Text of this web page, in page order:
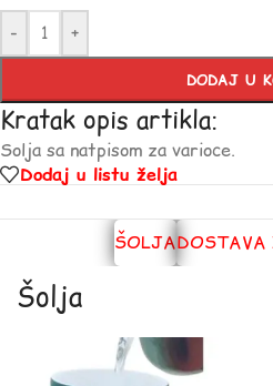
- +
DODAJ U
Kratak opis artikla:
Solja sa natpisom za varioce.
Dodaj u listu želja
ŠOLJA
Šolja